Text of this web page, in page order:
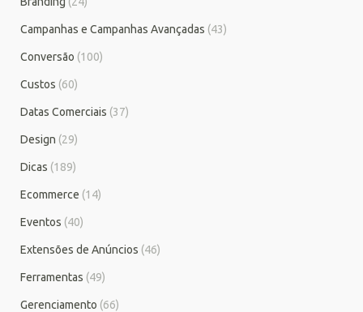
Campanhas e Campanhas Avançadas (43)
Conversão (100)
Custos (60)
Datas Comerciais (37)
Design (29)
Dicas (189)
Ecommerce (14)
Eventos (40)
Extensões de Anúncios (46)
Ferramentas (49)
Gerenciamento (66)